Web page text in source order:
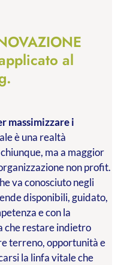
al
massimizzare i
è una realtà
ma a maggior
non profit.
va conosciuto negli
disponibili, guidato,
e con la
che restare indietro
terreno, opportunità e
la linfa vitale che